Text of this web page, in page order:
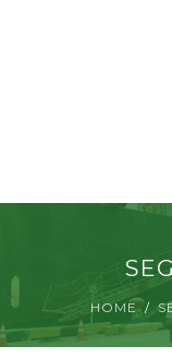
¿QUIÉNES SOMOS?
SERVICIOS
HOME